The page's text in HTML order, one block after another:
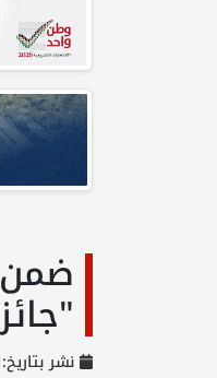
ضمن
نشر بتاريخ: 14-06-